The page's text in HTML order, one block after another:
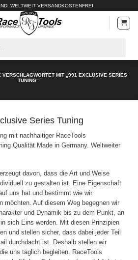
WELTWEIT VERSANDKOSTENFREI
VERSCHLAGWORTET MIT „991 EXCLUSIVE SERIES
TUNING“
Series Tuning
mit nachhaltiger RaceTools
Qualität Made in Germany. Weltweiter
davon, dass die Art und Weise
zu gestalten ist. Eine Eigenschaft
uns hat und bestimmt wie wir
möchten. Auf diesem Weg begegnen wir
und Dynamik bis zu dem Punkt, an
sich Eins werden. Mit diesen Prinzipien
und stellen sicher, dass dabei jeder Teil
durchdacht ist. Deshalb stellen wir
uns täglich begleiten. RaceTools